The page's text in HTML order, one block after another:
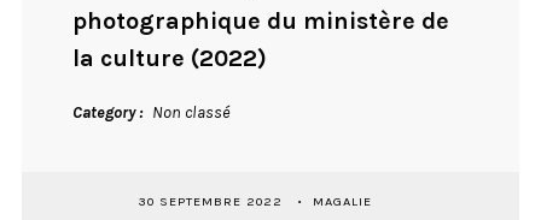
photographique du ministère de
la culture (2022)
Category Non classé
30 SEPTEMBRE 2022 MAGALIE